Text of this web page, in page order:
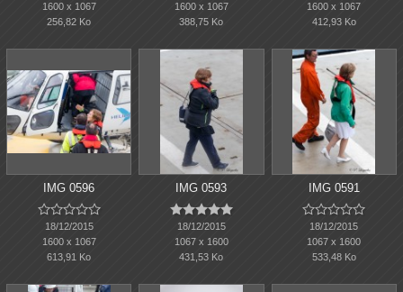
1600 x 1067
256,82 Ko
1600 x 1067
388,75 Ko
1600 x 1067
412,93 Ko
IMG 0596

18/12/2015
1600 x 1067
613,91 Ko
IMG 0593

18/12/2015
1067 x 1600
431,53 Ko
IMG 0591

18/12/2015
1067 x 1600
533,48 Ko